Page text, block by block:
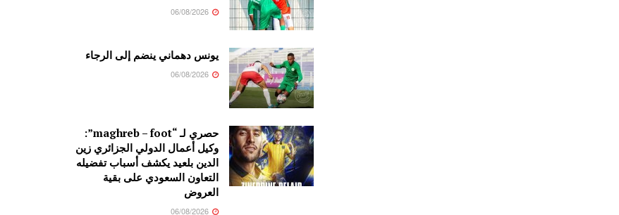
يونس دهماني ينضم إلى الرجاء
حصري لـ “maghreb – foot”:
وكيل أعمال الدولي الجزائري زين
الدين بلعيد يكشف أسباب تفضيله
التعاون السعودي على بقية
العروض